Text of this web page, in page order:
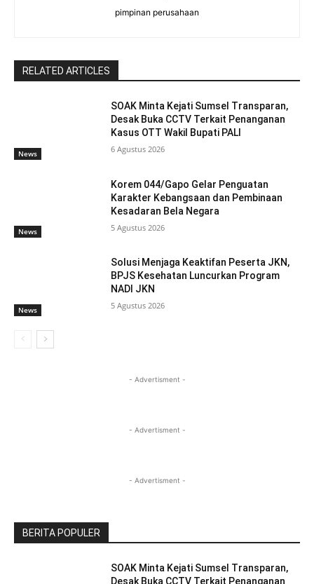
pimpinan perusahaan
RELATED ARTICLES
News
SOAK Minta Kejati Sumsel Transparan,
Desak Buka CCTV Terkait Penanganan
Kasus OTT Wakil Bupati PALI
6 Agustus 2026
News
Korem 044/Gapo Gelar Penguatan
Karakter Kebangsaan dan Pembinaan
Kesadaran Bela Negara
5 Agustus 2026
News
Solusi Menjaga Keaktifan Peserta JKN,
BPJS Kesehatan Luncurkan Program
NADI JKN
5 Agustus 2026
- Advertisment -
- Advertisment -
- Advertisment -
BERITA POPULER
SOAK Minta Kejati Sumsel Transparan,
Desak Buka CCTV Terkait Penanganan